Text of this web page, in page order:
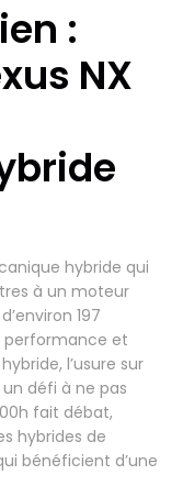
:
NX
hybride qui
à un moteur
197
performance et
l’usure sur
défi à ne pas
fait débat,
hybrides de
bénéficient d’une